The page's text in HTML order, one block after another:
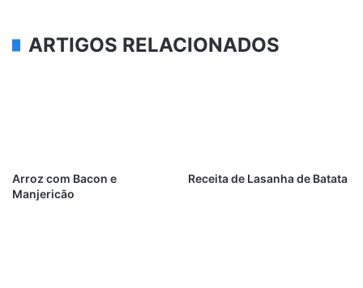
ARTIGOS RELACIONADOS
Arroz com Bacon e
Manjericão
Receita de Lasanha de Batata